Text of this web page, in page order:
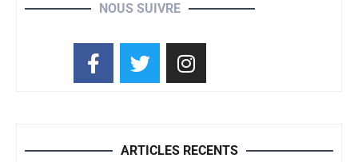
NOUS SUIVRE
ARTICLES RECENTS